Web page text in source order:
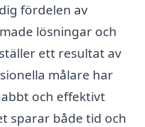
fördelen av
lösningar och
ett resultat av
målare har
och effektivt
sparar både tid och